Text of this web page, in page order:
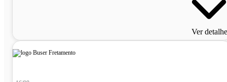
Ver